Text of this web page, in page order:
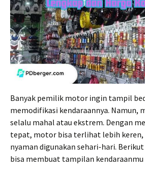
Banyak pemilik motor ingin tampil
memodifikasi kendaraannya. Namun,
selalu mahal atau ekstrem. Dengan
tepat, motor bisa terlihat lebih keren,
nyaman digunakan sehari-hari.
bisa membuat tampilan